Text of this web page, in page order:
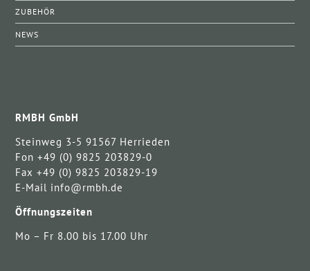
ZUBEHÖR
NEWS
RMBH GmbH
Steinweg 3-5 91567 Herrieden
Fon +49 (0) 9825 203829-0
Fax +49 (0) 9825 203829-19
E-Mail info@rmbh.de
Öffnungszeiten
Mo – Fr 8.00 bis 17.00 Uhr